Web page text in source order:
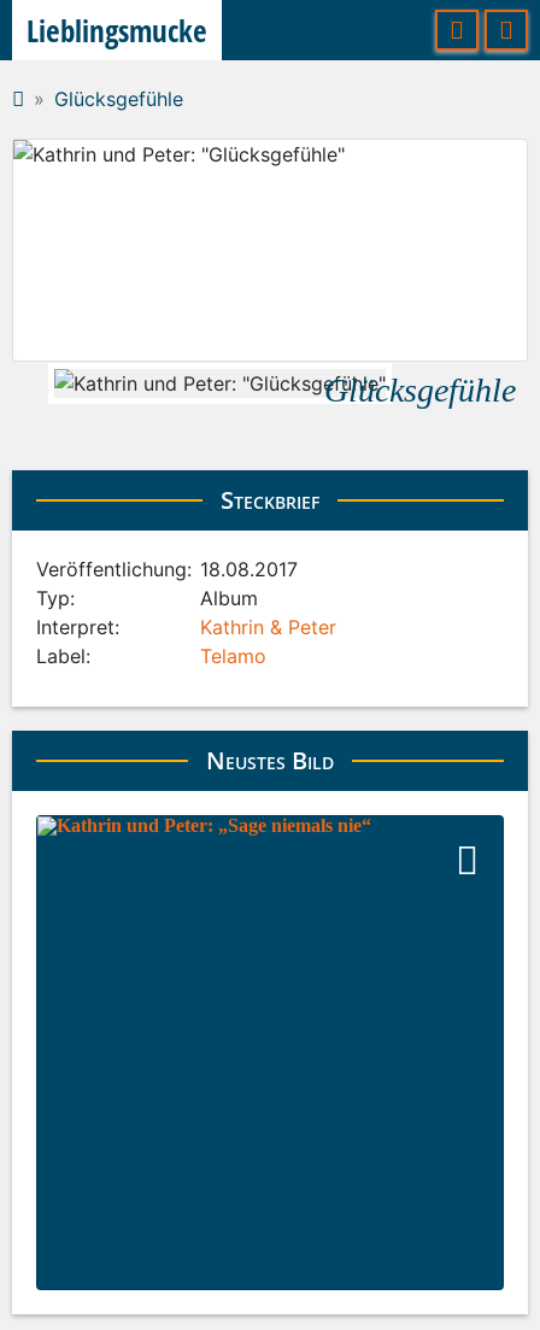
Glücksgefühle
Glücksgefühle
Steckbrief
Veröffentlichung: 18.08.2017
Typ:
Album
Interpret:
Kathrin & Peter
Label:
Telamo
Neustes Bild
Lieblingsmucke